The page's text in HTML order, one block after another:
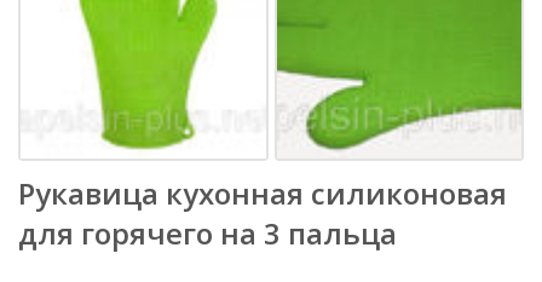
Рукавица кухонная силиконовая
для горячего на 3 пальца